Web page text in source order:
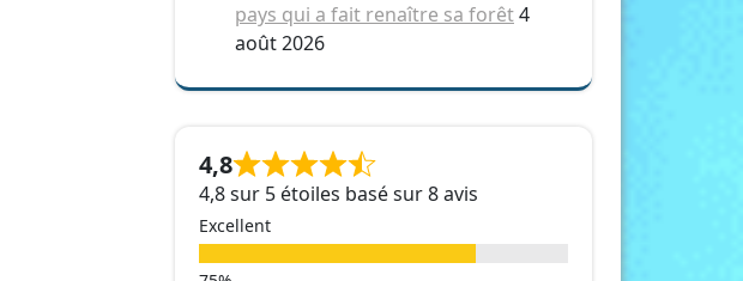
pays qui a fait renaître sa forêt4
août 2026
4,8
4,8 sur 5 étoiles basé sur 8 avis
Excellent